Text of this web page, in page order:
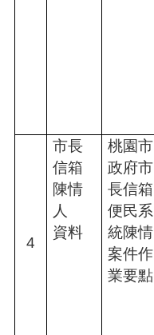
桃
4
市長
信箱
陳情
人
資料
桃園市
政府市
長信箱
便民系
統陳情
案件作
業要點